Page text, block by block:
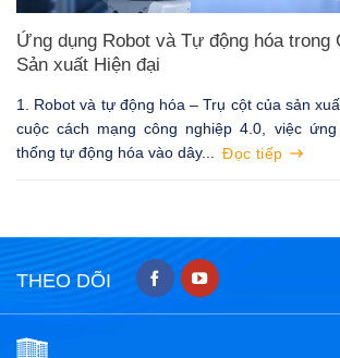
Ứng dụng Robot và Tự động hóa trong
Sản xuất Hiện đại
1. Robot và tự động hóa – Trụ cột của sản
cuộc cách mạng công nghiệp 4.0, việc
thống tự động hóa vào dây...
Đọc tiếp
THEO DÕI